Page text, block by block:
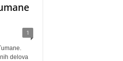
1
delova